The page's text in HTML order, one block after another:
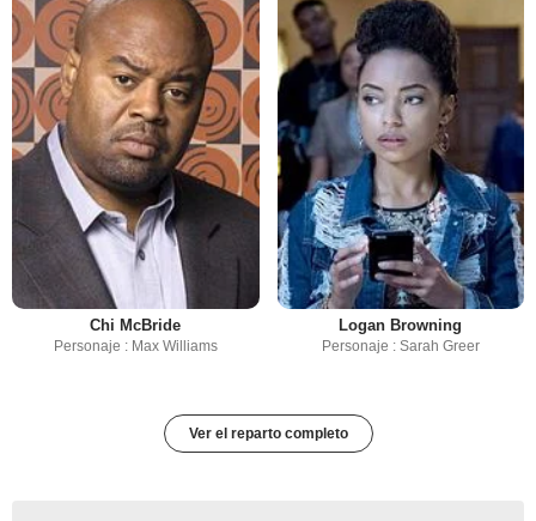
Chi McBride
Personaje : Max Williams
Logan Browning
Personaje : Sarah Greer
Ver el reparto completo